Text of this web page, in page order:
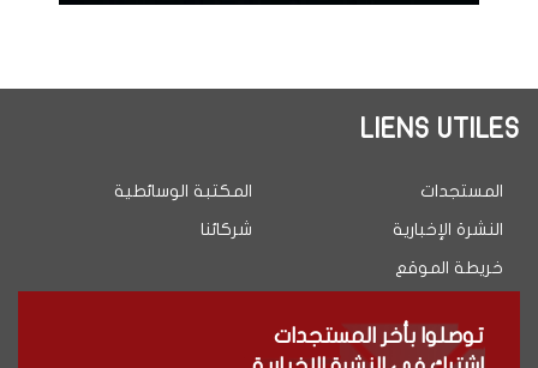
LIENS UTILES
المستجدات
النشرة الإخبارية
خريطة الموقع
المكتبة الوسائطية
شركائنا
توصلوا بأخر المستجدات